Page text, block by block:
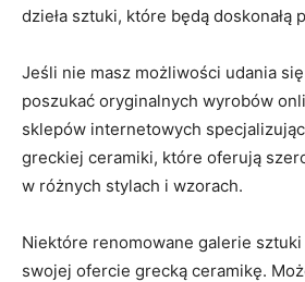
dzieła sztuki, które będą doskonałą
Jeśli nie masz możliwości udania
poszukać oryginalnych​ wyrobów
sklepów internetowych
‍greckiej⁣ ceramiki, ‍które ⁤oferują
w różnych stylach i wzorach.
Niektóre renomowane galerie
swojej ofercie grecką ceramikę.‍